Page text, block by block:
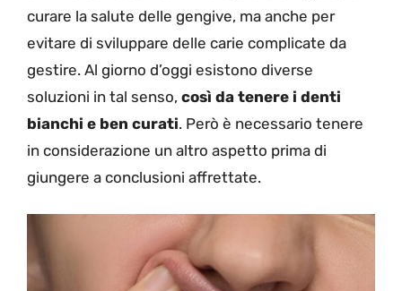
curare la salute delle gengive, ma anche per
evitare di sviluppare delle carie complicate da
gestire. Al giorno d’oggi esistono diverse
soluzioni in tal senso, così da tenere i denti
bianchi e ben curati. Però è necessario tenere
in considerazione un altro aspetto prima di
giungere a conclusioni affrettate.